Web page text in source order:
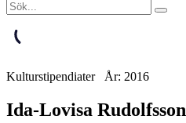
Kulturstipendiater År: 2016
Ida-Lovisa Rudolfsson